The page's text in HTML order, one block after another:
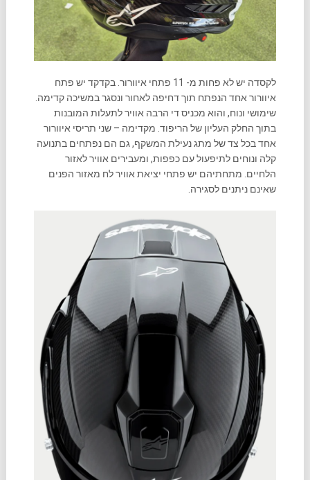
לקסדה יש לא פחות מ- 11 פתחי איוורור. בקדקד יש פתח
איוורור אחד הנפתח תוך דחיפה לאחור ונסגר במשיכה קדימה.
שימושי ונוח, והוא מכניס די הרבה אוויר לתעלות המובנות
בתוך החלק העליון של הריפוד. מקדימה – שני תריסי איוורור
אחד בכל צד של מתג נעילת המשקף, גם הם נפתחים בתנועה
קלה ונוחים לתיפעול עם כפפות, ומעבירים אוויר לאזור
הלחיים. מתחתיהם יש פתחי יציאת אוויר לח מאזור הפנים
שאינם ניתנים לסגירה.